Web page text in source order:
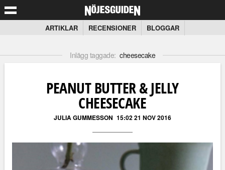
ARTIKLAR RECENSIONER BLOGGAR
Inlägg taggade: cheesecake
PEANUT BUTTER & JELLY
CHEESECAKE
JULIA GUMMESSON 15:02 21 NOV 2016